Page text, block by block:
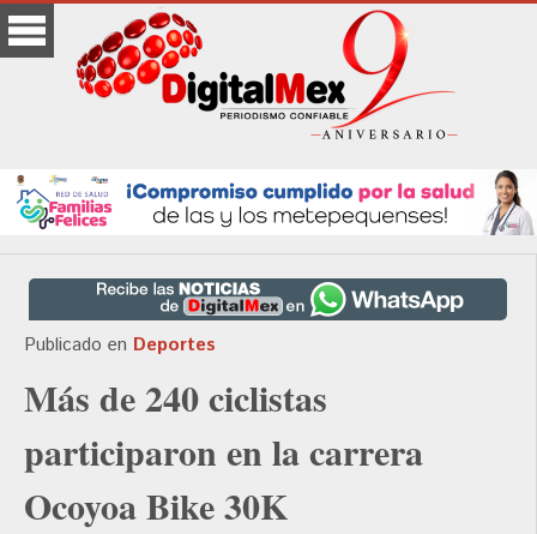
Publicado en Deportes
Más de 240 ciclistas
participaron en la carrera
Ocoyoa Bike 30K